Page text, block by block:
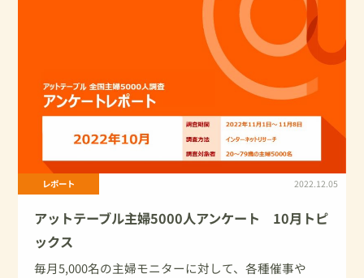
レポート 2022.12.05
アットテーブル主婦5000人アンケート 10月トピ
ックス
毎月5,000名の主婦モニターに対して、各種催事や